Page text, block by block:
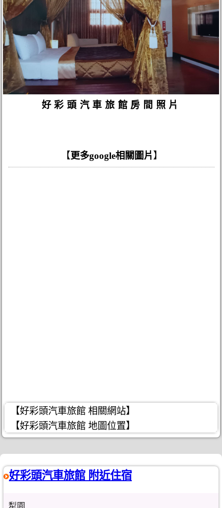
好彩頭汽車旅館房間照片
【更多google相關圖片】
【好彩頭汽車旅館 相關網站】
【好彩頭汽車旅館 地圖位置】
好彩頭汽車旅館 附近住宿